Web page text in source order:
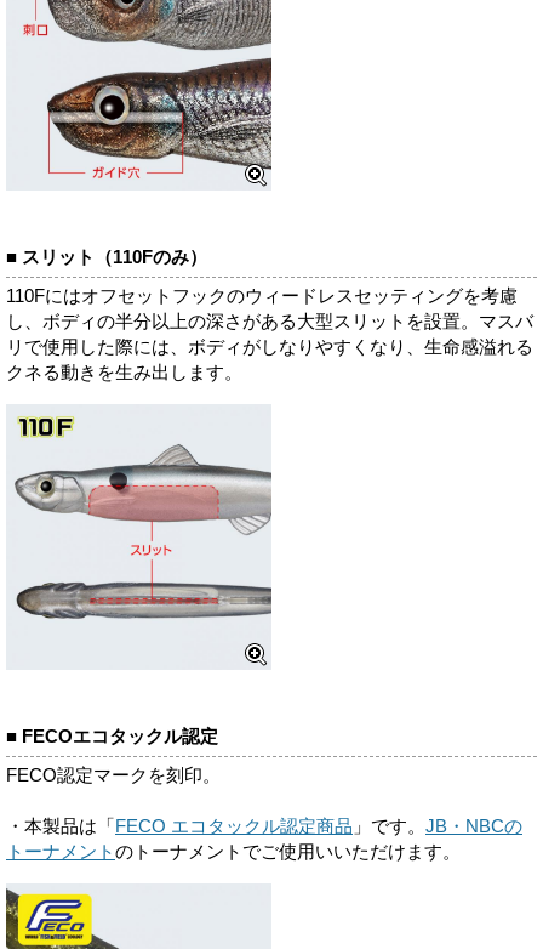
■ スリット（110Fのみ）
110Fにはオフセットフックのウィードレスセッティングを考慮
し、ボディの半分以上の深さがある大型スリットを設置。マスバ
リで使用した際には、ボディがしなりやすくなり、生命感溢れる
クネる動きを生み出します。
■ FECOエコタックル認定
FECO認定マークを刻印。
・本製品は「 FECO エコタックル認定商品 」です。 JB・NBCの
トーナメントのトーナメントでご使用いいただけます。